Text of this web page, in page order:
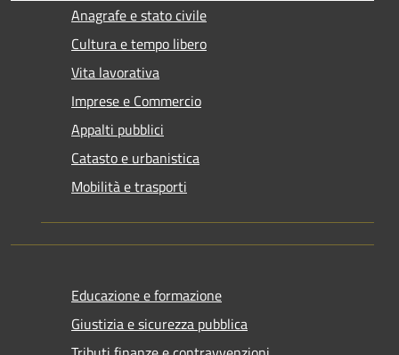
Anagrafe e stato civile
Cultura e tempo libero
Vita lavorativa
Imprese e Commercio
Appalti pubblici
Catasto e urbanistica
Mobilità e trasporti
Educazione e formazione
Giustizia e sicurezza pubblica